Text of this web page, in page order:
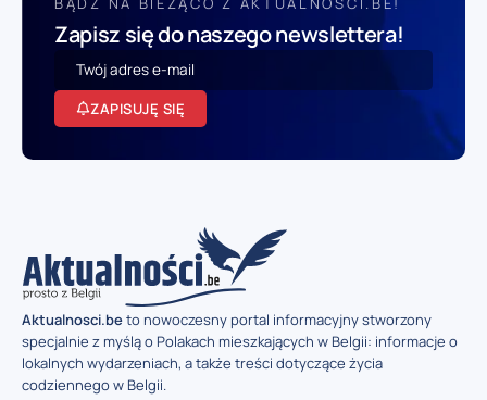
Zapisz się do naszego newslettera!
ZAPISUJĘ SIĘ
Aktualnosci.beto nowoczesny portal informacyjny stworzony
specjalnie z myślą o Polakach mieszkających w Belgii: informacje o
lokalnych wydarzeniach, a także treści dotyczące życia
codziennego w Belgii.